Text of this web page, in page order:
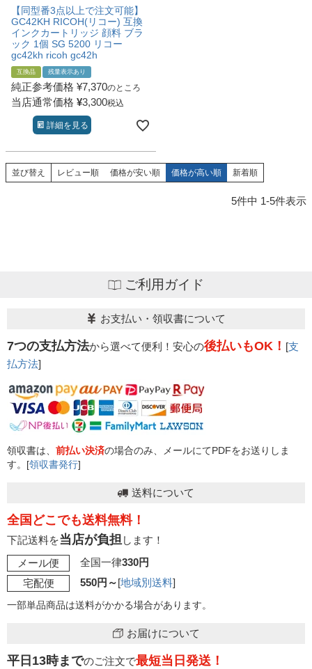
【同型番3点以上で注文可能】
GC42KH RICOH(リコー) 互換
インクカートリッジ 顔料 ブラ
ック 1個 SG 5200 リコー
gc42kh ricoh gc42h
互換品 残量表示あり
純正参考価格 ¥7,370のところ
当店通常価格 ¥3,300税込
詳細を見る
並び替え レビュー順 価格が安い順 価格が高い順 新着順
5件中 1-5件表示
ご利用ガイド
お支払い・領収書について
7つの支払方法から選べて便利！安心の後払いもOK！ [支
払方法]
領収書は、 前払い決済の場合のみ、メールにてPDFをお送りしま
す。[領収書発行]
送料について
全国どこでも送料無料！
下記送料を当店が負担します！
メール便
全国一律330円
宅配便
550円～[地域別送料]
一部単品商品は送料がかかる場合があります。
お届けについて
平日13時までのご注文で最短当日発送！